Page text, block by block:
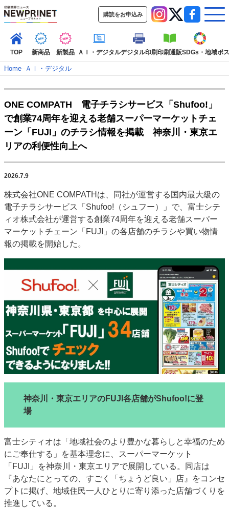
購読をお申込み
TOP 新商品 新製品 ＡＩ・デジタルデジタル印刷印刷通販SDGs・地域ポ
TOP
新着記事 特集記事
動画コンテンツ
インタビュー
コレクション
カテゴリー一覧
新商品 新製品 ＡＩ・デジタル デジタル印刷
印刷通販
SDGs・地域
市場・統計
人事・移転・異動・訃報
特集記事カテゴリー一覧
2022 見える化・MIS特集
特集・デジタル印刷 アイデアで勝負！ ～多様なビジネス・多彩な商材～
特集・デジタル印刷 ～ 新成長軌道を描く
発刊案内
JFPI印刷用語集 印刷機材年鑑
購読・購入申し込み
サイトポリシー
お問い合わせ
Home– ＡＩ・デジタル
ONE COMPATH 電子チラシサービス「Shufoo!」
で創業74周年を迎える老舗スーパーマーケットチェ
ーン「FUJI」のチラシ情報を掲載 神奈川・東京エ
リアの利便性向上へ
2026.7.9
株式会社ONE COMPATHは、同社が運営する国内最大級の
電子チラシサービス「Shufoo!（シュフー）」で、富士シテ
ィオ株式会社が運営する創業74周年を迎える老舗スーパー
マーケットチェーン「FUJI」の各店舗のチラシや買い物情
報の掲載を開始した。
神奈川・東京エリアのFUJI各店舗がShufoo!に登
場
富士シティオは「地域社会のより豊かな暮らしと幸福のため
にご奉仕する」を基本理念に、スーパーマーケット
「FUJI」を神奈川・東京エリアで展開している。同店は
『あなたにとっての、すごく「ちょうど良い」店』をコンセ
プトに掲げ、地域住民一人ひとりに寄り添った店舗づくりを
推進している。